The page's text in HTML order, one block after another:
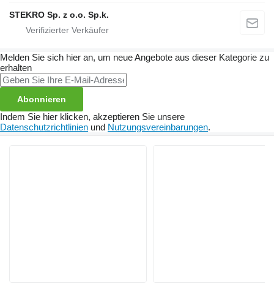
STEKRO Sp. z o.o. Sp.k.
Melden Sie sich hier an, um neue Angebote aus dieser Kategorie zu
erhalten
Abonnieren
Indem Sie hier klicken, akzeptieren Sie unsere
Datenschutzrichtlinien und Nutzungsvereinbarungen.